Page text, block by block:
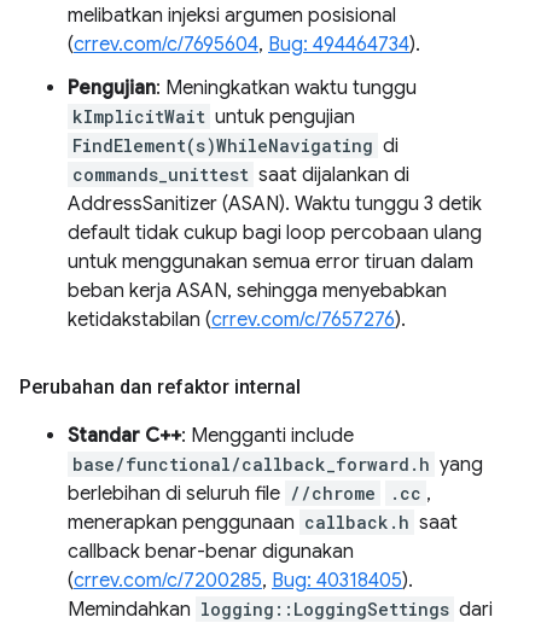
melibatkan injeksi argumen posisional
(crrev.com/c/7695604, Bug: 494464734).
Pengujian: Meningkatkan waktu tunggu
kImplicitWait untuk pengujian
FindElement(s)WhileNavigating di
commands_unittest saat dijalankan di
AddressSanitizer (ASAN). Waktu tunggu 3 detik
default tidak cukup bagi loop percobaan ulang
untuk menggunakan semua error tiruan dalam
beban kerja ASAN, sehingga menyebabkan
ketidakstabilan (crrev.com/c/7657276).
Perubahan dan refaktor internal
Standar C++: Mengganti include
base/functional/callback_forward.h yang
berlebihan di seluruh file //chrome .cc ,
menerapkan penggunaan callback.h saat
callback benar-benar digunakan
(crrev.com/c/7200285, Bug: 40318405).
Memindahkan logging::LoggingSettings dari